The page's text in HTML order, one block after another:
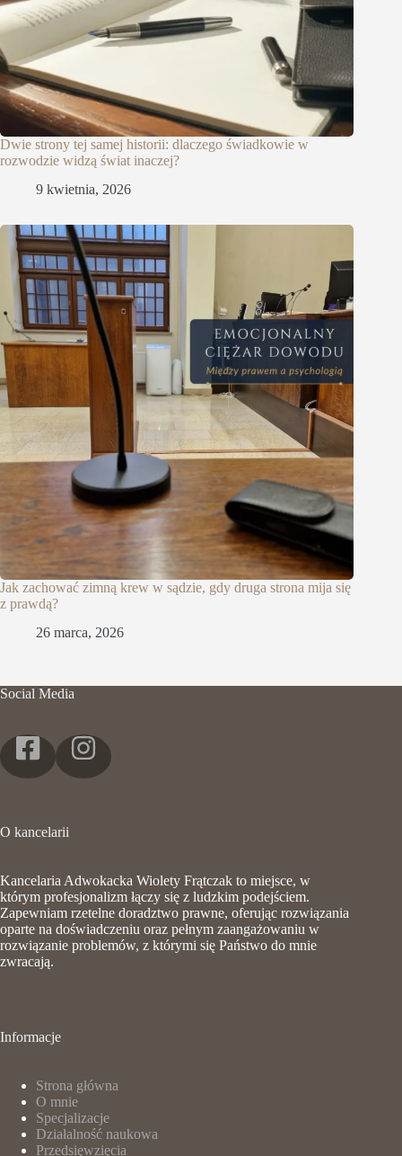
Dwie strony tej samej historii: dlaczego świadkowie w
rozwodzie widzą świat inaczej?
9 kwietnia, 2026
Jak zachować zimną krew w sądzie, gdy druga strona mija się
z prawdą?
26 marca, 2026
Social Media
O kancelarii
Kancelaria Adwokacka Wiolety Frątczak to miejsce, w
którym profesjonalizm łączy się z ludzkim podejściem.
Zapewniam rzetelne doradztwo prawne, oferując rozwiązania
oparte na doświadczeniu oraz pełnym zaangażowaniu w
rozwiązanie problemów, z którymi się Państwo do mnie
zwracają.
Informacje
Strona główna
O mnie
Specjalizacje
Działalność naukowa
Przedsięwzięcia